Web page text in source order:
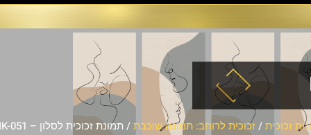
זכוכית/זכוכית לרוחב: תמונה שוכבת/ תמונת זכוכית לסלון – PIK-051